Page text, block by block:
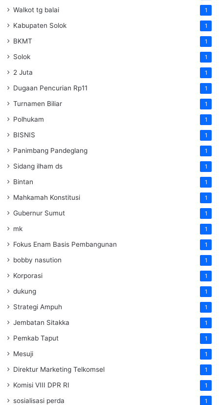
Walkot tg balai 1
Kabupaten Solok 1
BKMT 1
Solok 1
2 Juta 1
Dugaan Pencurian Rp11 1
Turnamen Biliar 1
Polhukam 1
BISNIS 1
Panimbang Pandeglang 1
Sidang ilham ds 1
Bintan 1
Mahkamah Konstitusi 1
Gubernur Sumut 1
mk 1
Fokus Enam Basis Pembangunan 1
bobby nasution 1
Korporasi 1
dukung 1
Strategi Ampuh 1
Jembatan Sitakka 1
Pemkab Taput 1
Mesuji 1
Direktur Marketing Telkomsel 1
Komisi VIII DPR RI 1
sosialisasi perda 1